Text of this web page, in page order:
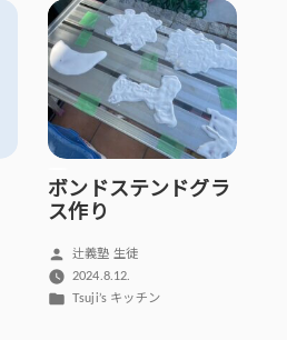
リ
ー:
ボンドステンドグラ
ス作り
投
稿
者:
辻義塾 生徒
2024.8.12.
カTsuji’s キッチン